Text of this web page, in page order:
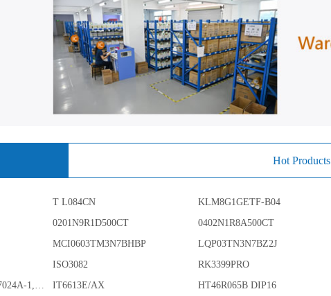
Hot Products
T L084CN KLM8G1GETF-B04
0201N9R1D500CT 0402N1R8A500CT
MCI0603TM3N7BHBP LQP03TN3N7BZ2J
ISO3082 RK3399PRO
DETECTOR SMD,HT7024A-1,3%,SOT-89 IT6613E/AX HT46R065B DIP16